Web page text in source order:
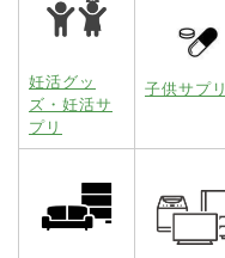
妊活グッ
ズ・妊活サ
プリ
子供サプリ